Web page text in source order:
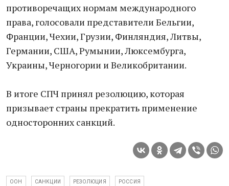
противоречащих нормам международного
права, голосовали представители Бельгии,
Франции, Чехии, Грузии, Финляндия, Литвы,
Германии, США, Румынии, Люксембурга,
Украины, Черногории и Великобритании.
В итоге СПЧ принял резолюцию, которая
призывает страны прекратить применение
односторонних санкций.
ООН САНКЦИИ РЕЗОЛЮЦИЯ РОССИЯ